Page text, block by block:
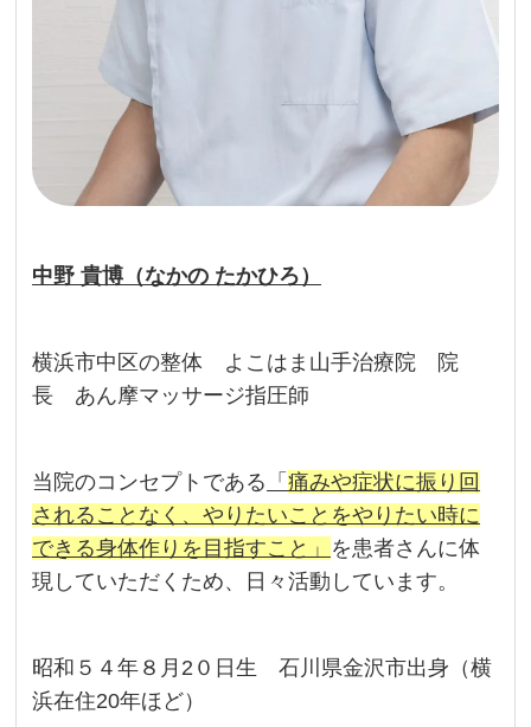
中野 貴博（なかの たかひろ）
横浜市中区の整体 よこはま山手治療院 院
長 あん摩マッサージ指圧師
当院のコンセプトである 「痛みや症状に振り回
されることなく、やりたいことをやりたい時に
できる身体作りを目指すこと」 を患者さんに体
現していただくため、日々活動しています。
昭和５４年８月2０日生 石川県金沢市出身（横
浜在住20年ほど）